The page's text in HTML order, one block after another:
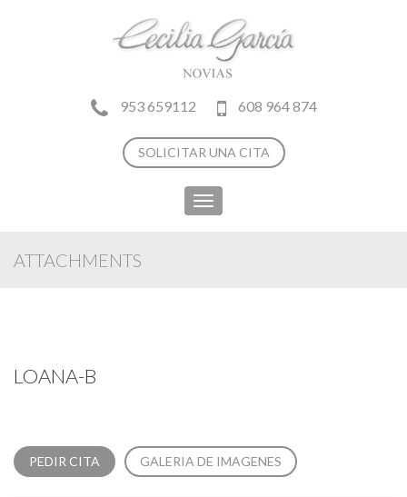
953 659112 608 964 874
SOLICITAR UNA CITA
Toggle
navigation
ATTACHMENTS
LOANA-B
PEDIR CITA GALERIA DE IMAGENES